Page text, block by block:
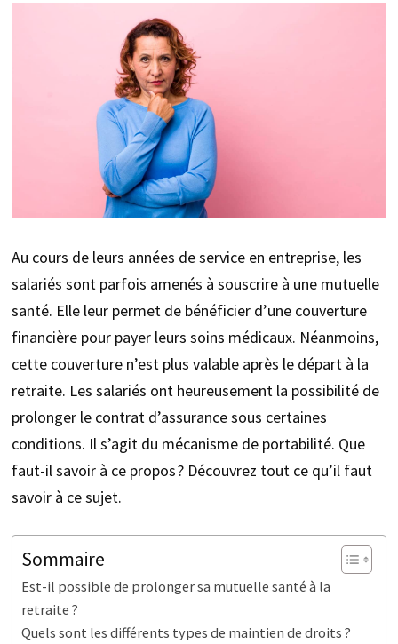
Au cours de leurs années de service en entreprise, les
salariés sont parfois amenés à souscrire à une mutuelle
santé. Elle leur permet de bénéficier d’une couverture
financière pour payer leurs soins médicaux. Néanmoins,
cette couverture n’est plus valable après le départ à la
retraite. Les salariés ont heureusement la possibilité de
prolonger le contrat d’assurance sous certaines
conditions. Il s’agit du mécanisme de portabilité. Que
faut-il savoir à ce propos ? Découvrez tout ce qu’il faut
savoir à ce sujet.
Sommaire
Est-il possible de prolonger sa mutuelle santé à la
retraite ?
Quels sont les différents types de maintien de droits ?